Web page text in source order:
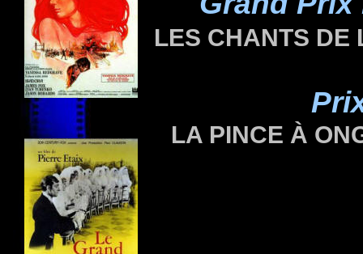
LES CHANTS DE
LA PINCE À